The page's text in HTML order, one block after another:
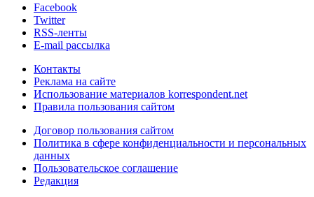
Facebook
Twitter
RSS-ленты
E-mail рассылка
Контакты
Реклама на сайте
Использование материалов korrespondent.net
Правила пользования сайтом
Договор пользования сайтом
Политика в сфере конфиденциальности и персональных
данных
Пользовательское соглашение
Редакция